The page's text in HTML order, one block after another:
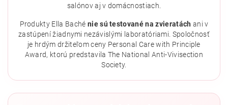
Vložením hodnotenie súhlasíte spodmienkami ochrany
salónov aj v domácnostiach.
Produkty Ella Baché nie sú testované na zvieratách ani v
zastúpení žiadnymi nezávislými laboratóriami. Spoločnosť
je hrdým držiteľom ceny Personal Care with Principle
Award, ktorú predstavila The National Anti-Vivisection
Society.